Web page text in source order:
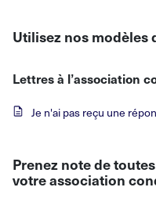
Utilisez nos modèles
Lettres à l’association
Je n'ai pas reçu une
Prenez note de
votre association